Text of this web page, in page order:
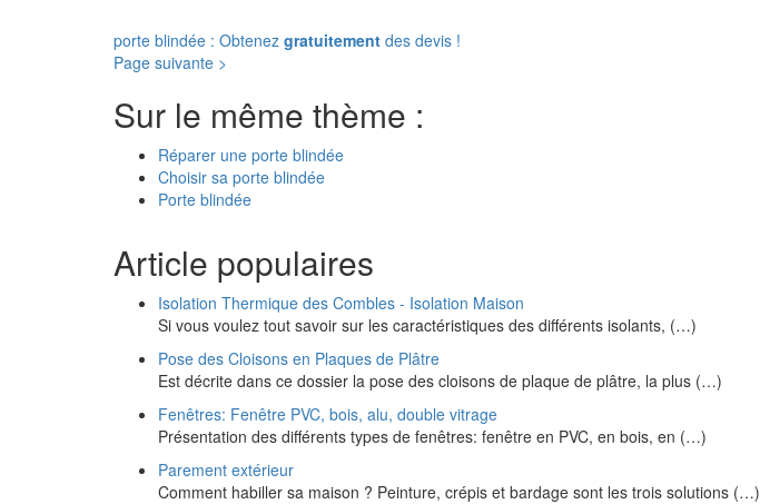
porte blindée : Obtenez gratuitement des devis !
Page suivante >
Sur le même thème :
Réparer une porte blindée
Choisir sa porte blindée
Porte blindée
Article populaires
Isolation Thermique des Combles - Isolation Maison
Si vous voulez tout savoir sur les caractéristiques des différents isolants, (…)
Pose des Cloisons en Plaques de Plâtre
Est décrite dans ce dossier la pose des cloisons de plaque de plâtre, la plus (…)
Fenêtres: Fenêtre PVC, bois, alu, double vitrage
Présentation des différents types de fenêtres: fenêtre en PVC, en bois, en (…)
Parement extérieur
Comment habiller sa maison ? Peinture, crépis et bardage sont les trois solutions (…)